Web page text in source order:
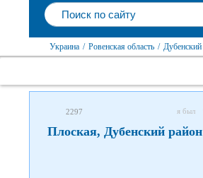
Украина / Ровенская область / Дубенский
2297 я был
Плоская, Дубенский район